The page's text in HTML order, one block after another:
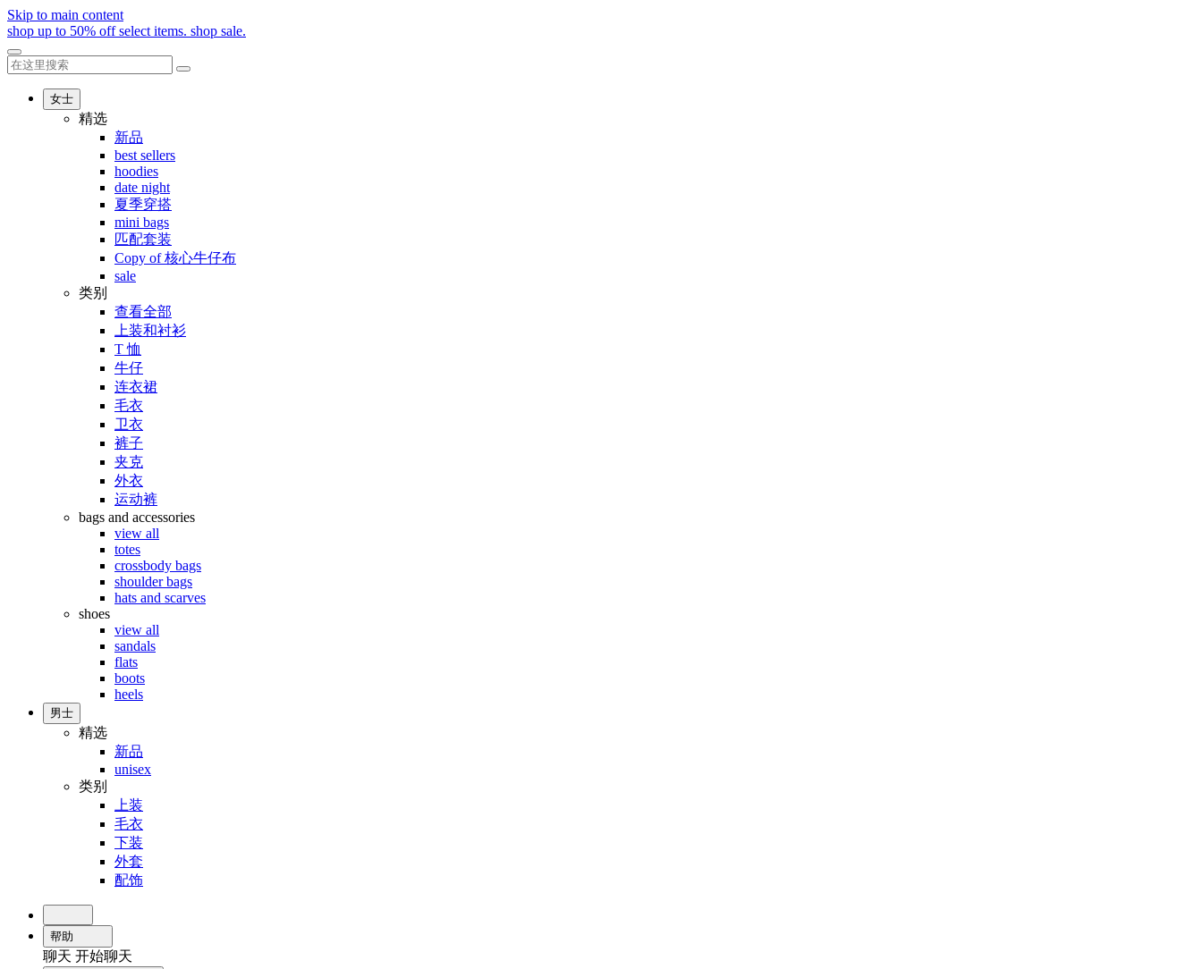
Skip to main content
shop up to 50% off select items. shop sale.
女士
精选
新品
best sellers
hoodies
date night
夏季穿搭
mini bags
匹配套装
Copy of 核心牛仔布
sale
类别
查看全部
上装和衬衫
T 恤
牛仔
连衣裙
毛衣
卫衣
裤子
夹克
外衣
运动裤
bags and accessories
view all
totes
crossbody bags
shoulder bags
hats and scarves
shoes
view all
sandals
flats
boots
heels
男士
精选
新品
unisex
类别
上装
毛衣
下装
外套
配饰
帮助
聊天 开始聊天